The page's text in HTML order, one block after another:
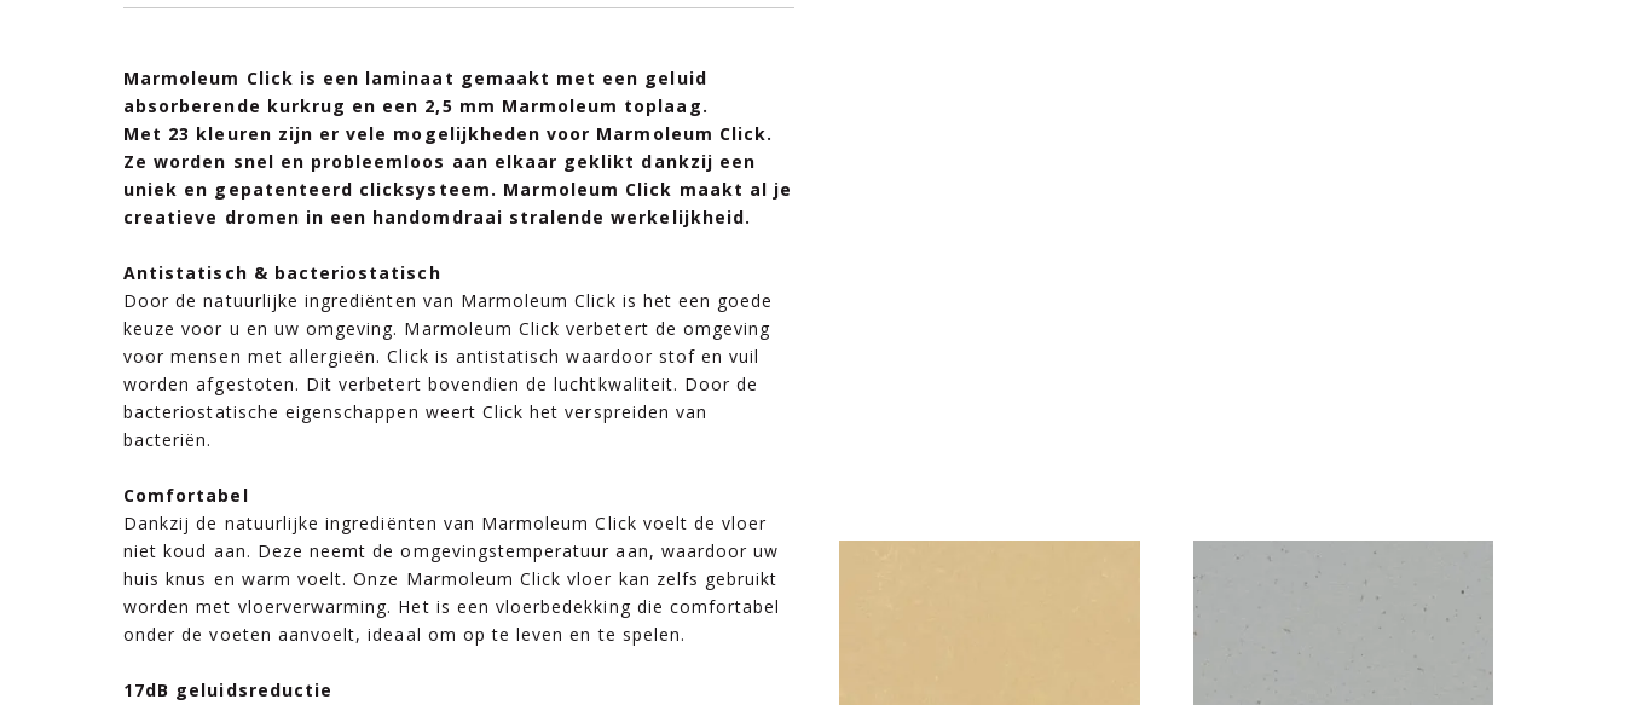
Marmoleum Click is een laminaat gemaakt met een geluid
absorberende kurkrug en een 2,5 mm Marmoleum toplaag.
Met 23 kleuren zijn er vele mogelijkheden voor Marmoleum Click.
Ze worden snel en probleemloos aan elkaar geklikt dankzij een
uniek en gepatenteerd clicksysteem. Marmoleum Click maakt al je
creatieve dromen in een handomdraai stralende werkelijkheid.
Antistatisch & bacteriostatisch
Door de natuurlijke ingrediënten van Marmoleum Click is het een goede
keuze voor u en uw omgeving. Marmoleum Click verbetert de omgeving
voor mensen met allergieën. Click is antistatisch waardoor stof en vuil
worden afgestoten. Dit verbetert bovendien de luchtkwaliteit. Door de
bacteriostatische eigenschappen weert Click het verspreiden van
bacteriën.
Comfortabel
Dankzij de natuurlijke ingrediënten van Marmoleum Click voelt de vloer
niet koud aan. Deze neemt de omgevingstemperatuur aan, waardoor uw
huis knus en warm voelt. Onze Marmoleum Click vloer kan zelfs gebruikt
worden met vloerverwarming. Het is een vloerbedekking die comfortabel
onder de voeten aanvoelt, ideaal om op te leven en te spelen.
17dB geluidsreductie